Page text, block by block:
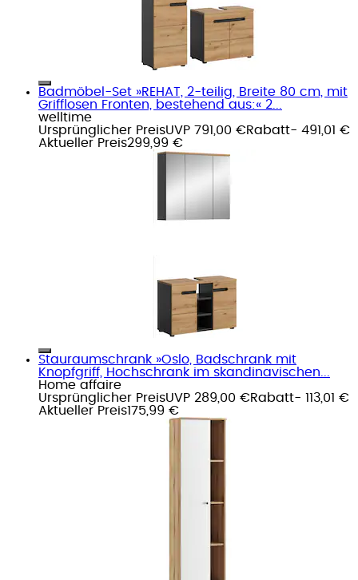
Badmöbel-Set »REHAT, 2-teilig, Breite 80 cm, mit
Grifflosen Fronten, bestehend aus:« 2...
welltime
Ursprünglicher PreisUVP 791,00 €Rabatt- 491,01 €
Aktueller Preis299,99 €
Stauraumschrank »Oslo, Badschrank mit
Knopfgriff, Hochschrank im skandinavischen...
Home affaire
Ursprünglicher PreisUVP 289,00 €Rabatt- 113,01 €
Aktueller Preis175,99 €